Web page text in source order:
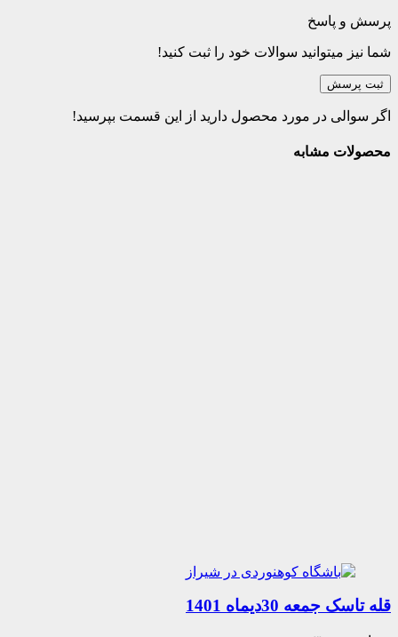
پاسخ
سوالات خود را ثبت کنید!
در مورد محصول دارید از این قسمت بپرسید!
مشابه
30دیماه 1401